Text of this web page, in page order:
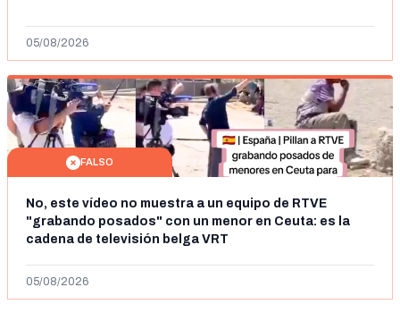
05/08/2026
FALSO
No, este vídeo no muestra a un equipo de RTVE
"grabando posados" con un menor en Ceuta: es la
cadena de televisión belga VRT
05/08/2026